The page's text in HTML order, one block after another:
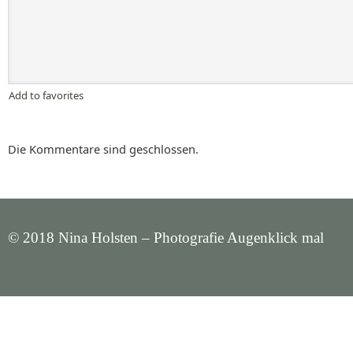
Add to favorites
Die Kommentare sind geschlossen.
© 2018 Nina Holsten – Photografie Augenklick mal